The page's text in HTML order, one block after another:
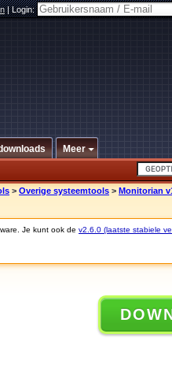
|Login:
Meer
> Overige systeemtools > Monitorian
Je kunt ook de v2.6.0 (laatste stabiele